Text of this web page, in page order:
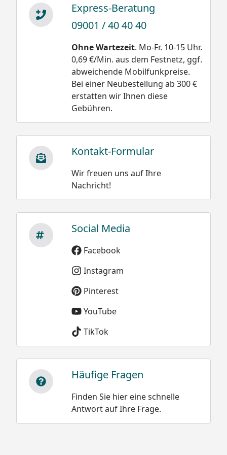
Express-Beratung
09001 / 40 40 40
Ohne Wartezeit. Mo-Fr. 10-15 Uhr.
0,69 €/Min. aus dem Festnetz, ggf.
abweichende Mobilfunkpreise.
Bei einer Neubestellung ab 300 €
erstatten wir Ihnen diese
Gebühren.
Kontakt-Formular
Wir freuen uns auf Ihre
Nachricht!
Social Media
Facebook
Instagram
Pinterest
YouTube
TikTok
Häufige Fragen
Finden Sie hier eine schnelle
Antwort auf Ihre Frage.